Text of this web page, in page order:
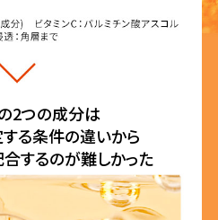
の2つの成分は
る条件の違いから
するのが難しかった